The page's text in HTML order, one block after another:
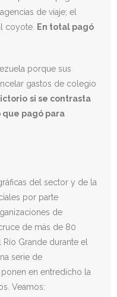
de viaje; el
coyote.
En total pagó
porque sus
gastos de colegio
si se contrasta
pagó para
del sector y de la
por parte
de
de más de 80
Grande durante el
serie de
en entredicho la
Veamos: